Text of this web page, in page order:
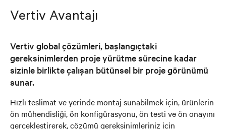
Vertiv Avantajı
Vertiv global çözümleri, başlangıçtaki
gereksinimlerden proje yürütme sürecine kadar
sizinle birlikte çalışan bütünsel bir proje görünümü
sunar.
Hızlı teslimat ve yerinde montaj sunabilmek için, ürünlerin
ön mühendisliği, ön konfigürasyonu, ön testi ve ön onayını
gerçekleştirerek, çözümü gereksinimleriniz için